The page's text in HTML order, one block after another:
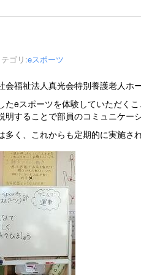
ゴリ:eスポーツ
福祉法人真光会特別養護老人ホ
eスポーツを体験していただく
することで部員のコミュニケー
く、これからも定期的に実施され